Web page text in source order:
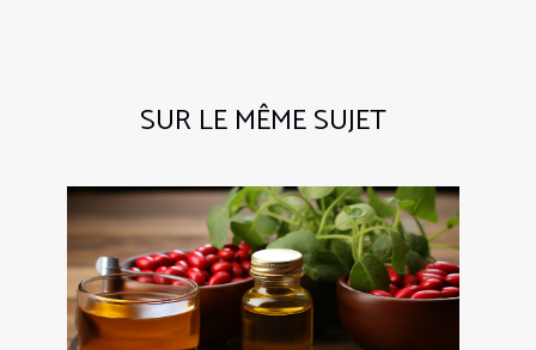
SUR LE MÊME SUJET